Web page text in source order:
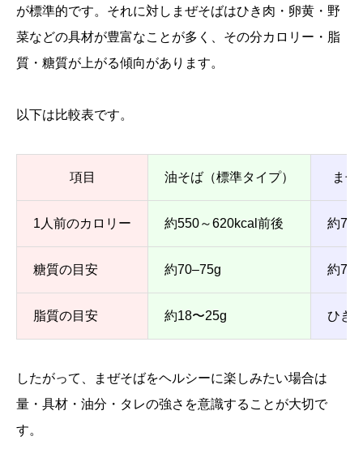
が標準的です。それに対しまぜそばはひき肉・卵黄・野
菜などの具材が豊富なことが多く、その分カロリー・脂
質・糖質が上がる傾向があります。
以下は比較表です。
項目 油そば（標準タイプ） まぜ
1人前のカロリー 約550～620kcal前後 約
糖質の目安 約70–75g 約
脂質の目安 約18〜25g ひき
したがって、まぜそばをヘルシーに楽しみたい場合は
量・具材・油分・タレの強さを意識することが大切で
す。